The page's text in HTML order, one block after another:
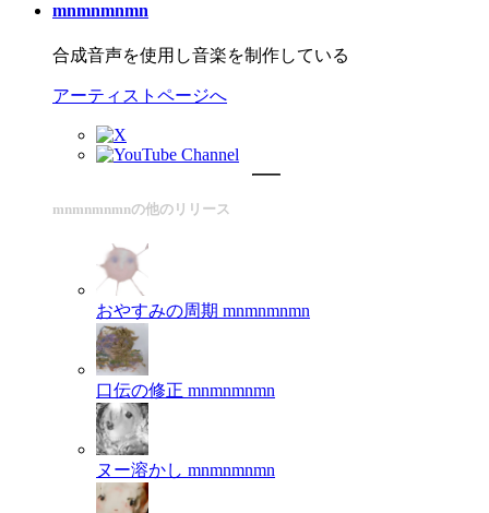
mnmnmnmn
合成音声を使用し音楽を制作している
アーティストページへ
mnmnmnmnの他のリリース
おやすみの周期 mnmnmnmn
口伝の修正 mnmnmnmn
ヌー溶かし mnmnmnmn